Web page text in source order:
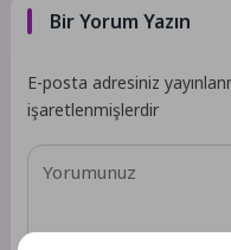
Bir Yorum Yazın
E-posta adresiniz
işaretlenmişlerdir